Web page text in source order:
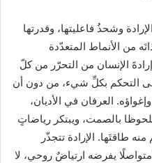
وشحذُ فاعليتها، وقدرتها
من الأنماط المتعدّدة
الإنسان من التحرّر من كلّ
التحكم بكلِّ شيء، من دون أن
العرفان في الأديان،
بالصمت، ويبتكر رياضاتٍ
طاقتَها. الإرادة تتجذّر
يفرضه ارتياضٌ روحي، لا